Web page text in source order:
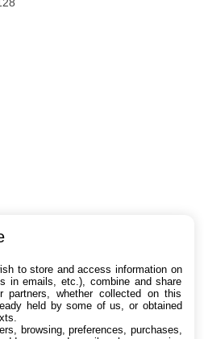
Go
to store and access information on
in emails, etc.), combine and share
partners, whether collected on this
held by some of us, or obtained
browsing, preferences, purchases,